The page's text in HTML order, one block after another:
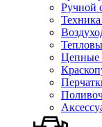
Ручной
Техника
Цепные